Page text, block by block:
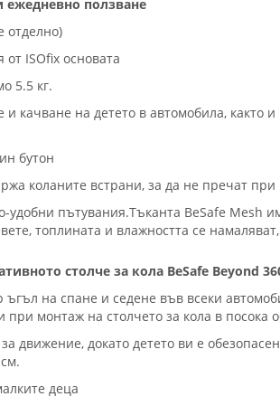
ежедневно ползване
отделно)
ISOfix основата
5.5 кг.
качване на детето в автомобила, както
бутон
коланите встрани, за да не пречат при
пътувания.Тъканта BeSafe Mesh
топлината и влажността се
столче за кола BeSafe Beyond
на спане и седене във всеки
монтаж на столчето за кола в посока
движение, докато детето ви е
деца